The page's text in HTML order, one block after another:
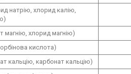
натрію, хлорид калію,
магнію, хлорид магнію)
кислота)
кальцію, карбонат кальцію)